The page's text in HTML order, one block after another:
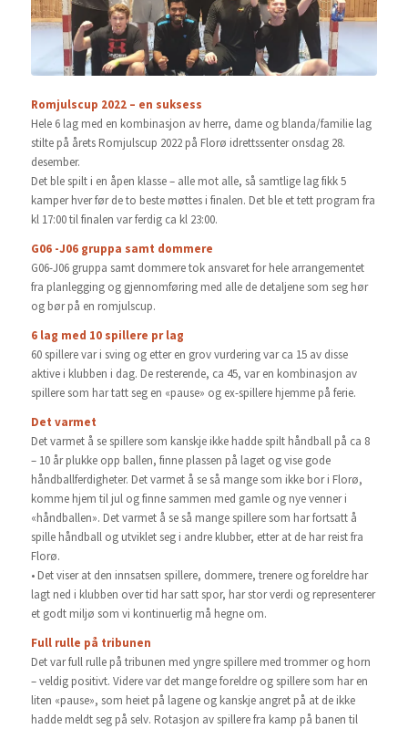
Romjulscup 2022 – en suksess
Hele 6 lag med en kombinasjon av herre, dame og blanda/familie lag
stilte på årets Romjulscup 2022 på Florø idrettssenter onsdag 28.
desember.
Det ble spilt i en åpen klasse – alle mot alle, så samtlige lag fikk 5
kamper hver før de to beste møttes i finalen. Det ble et tett program fra
kl 17:00 til finalen var ferdig ca kl 23:00.
G06 -J06 gruppa samt dommere
G06-J06 gruppa samt dommere tok ansvaret for hele arrangementet
fra planlegging og gjennomføring med alle de detaljene som seg hør
og bør på en romjulscup.
6 lag med 10 spillere pr lag
60 spillere var i sving og etter en grov vurdering var ca 15 av disse
aktive i klubben i dag. De resterende, ca 45, var en kombinasjon av
spillere som har tatt seg en «pause» og ex-spillere hjemme på ferie.
Det varmet
Det varmet å se spillere som kanskje ikke hadde spilt håndball på ca 8
– 10 år plukke opp ballen, finne plassen på laget og vise gode
håndballferdigheter. Det varmet å se så mange som ikke bor i Florø,
komme hjem til jul og finne sammen med gamle og nye venner i
«håndballen». Det varmet å se så mange spillere som har fortsatt å
spille håndball og utviklet seg i andre klubber, etter at de har reist fra
Florø.
• Det viser at den innsatsen spillere, dommere, trenere og foreldre har
lagt ned i klubben over tid har satt spor, har stor verdi og representerer
et godt miljø som vi kontinuerlig må hegne om.
Full rulle på tribunen
Det var full rulle på tribunen med yngre spillere med trommer og horn
– veldig positivt. Videre var det mange foreldre og spillere som har en
liten «pause», som heiet på lagene og kanskje angret på at de ikke
hadde meldt seg på selv. Rotasjon av spillere fra kamp på banen til